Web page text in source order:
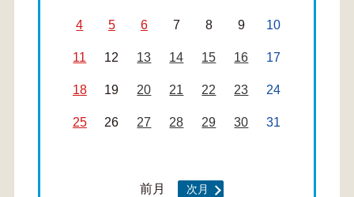
4 5 6 7 8 9 10
11 12 13 14 15 16 17
18 19 20 21 22 23 24
25 26 27 28 29 30 31
前月 次月